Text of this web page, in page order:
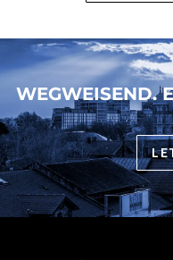
WEGWEISEND.